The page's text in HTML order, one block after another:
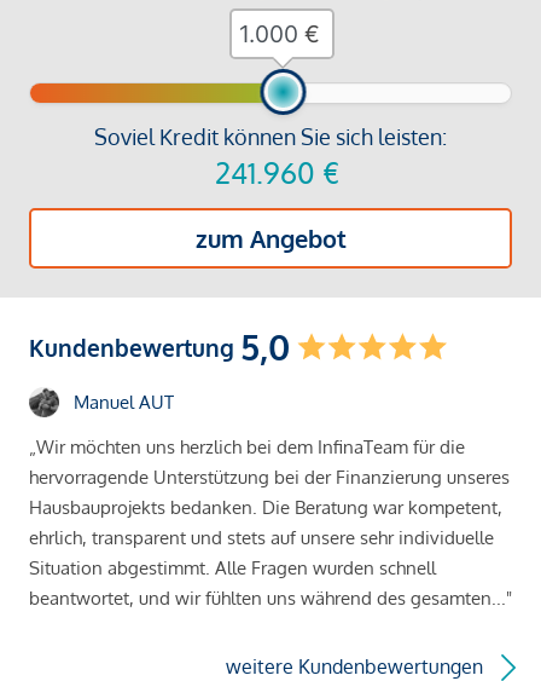
Soviel Kredit können Sie sich leisten:
241.960 €
zum Angebot
€
Kundenbewertung 5,0
Manuel AUT
„Wir möchten uns herzlich bei dem InfinaTeam für die
hervorragende Unterstützung bei der Finanzierung unseres
Hausbauprojekts bedanken. Die Beratung war kompetent,
ehrlich, transparent und stets auf unsere sehr individuelle
Situation abgestimmt. Alle Fragen wurden schnell
beantwortet, und wir fühlten uns während des gesamten..."
weitere Kundenbewertungen